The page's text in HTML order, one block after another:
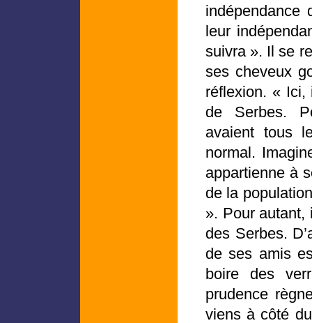
leur
suivra ». Il se
ses cheveux
réflexion. « Ici,
de Serbes.
avaient tous
normal.
appartienne à
de la
». Pour autant,
des Serbes.
de ses amis
boire des
prudence
viens à côté